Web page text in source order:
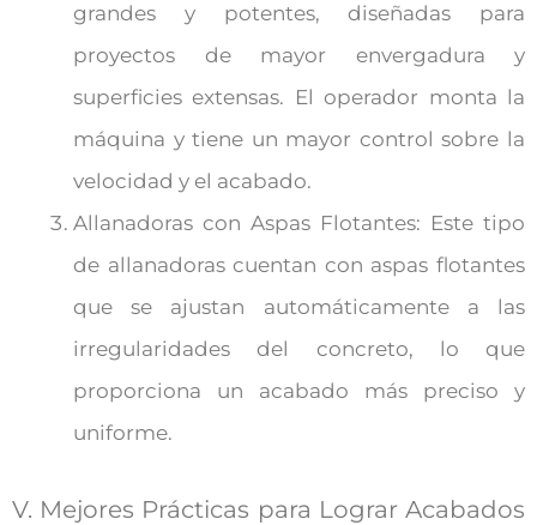
grandes y potentes, diseñadas para
proyectos de mayor envergadura y
superficies extensas. El operador monta la
máquina y tiene un mayor control sobre la
velocidad y el acabado.
Allanadoras con Aspas Flotantes: Este tipo
de allanadoras cuentan con aspas flotantes
que se ajustan automáticamente a las
irregularidades del concreto, lo que
proporciona un acabado más preciso y
uniforme.
V. Mejores Prácticas para Lograr Acabados